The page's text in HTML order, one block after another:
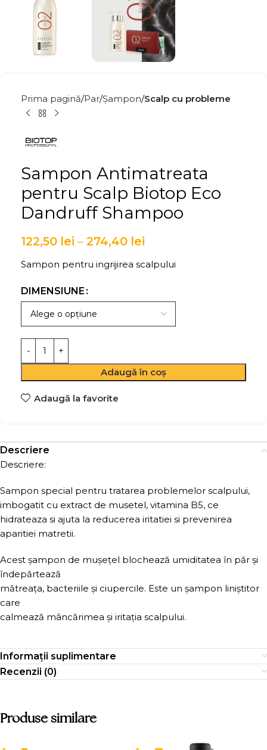
Prima pagină Par Șampon Scalp cu probleme
Sampon Antimatreata
pentru Scalp Biotop Eco
Dandruff Shampoo
122,50 lei – 274,40 lei
Sampon pentru ingrijirea scalpului
DIMENSIUNE
Adaugă în coș
Adaugă la favorite
Descriere
Descriere:
Sampon special pentru tratarea problemelor scalpului,
imbogatit cu extract de musetel, vitamina B5, ce
hidrateaza si ajuta la reducerea iritatiei si prevenirea
aparitiei matretii.
Acest șampon de mușețel blochează umiditatea în păr și
îndepărtează
mătreața, bacteriile și ciupercile. Este un șampon liniștitor
care
calmează mâncărimea și iritația scalpului.
Informații suplimentare
Recenzii (0)
Produse similare